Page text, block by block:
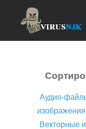
Аудио-
изображения
Векторные